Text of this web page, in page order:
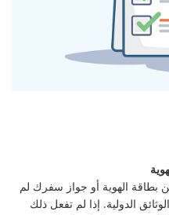
بطاقة الهوية أو جواز سفرك لم
الدولية. إذا لم تفعل ذلك